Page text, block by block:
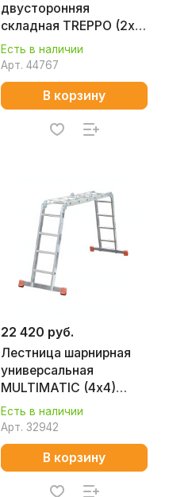
двусторонняя
складная TREPPO (2х2)
KRAUSE 130013
Есть в наличии
Арт. 44767
В корзину
22 420 руб.
Лестница шарнирная
универсальная
MULTIMATIC (4х4)
KRAUSE 120649
Есть в наличии
Арт. 32942
В корзину